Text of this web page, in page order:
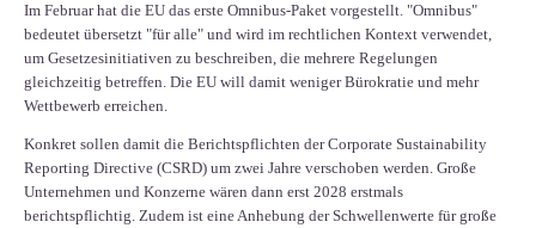
Im Februar hat die EU das erste Omnibus-Paket vorgestellt. "Omnibus"
bedeutet übersetzt "für alle" und wird im rechtlichen Kontext verwendet,
um Gesetzesinitiativen zu beschreiben, die mehrere Regelungen
gleichzeitig betreffen. Die EU will damit weniger Bürokratie und mehr
Wettbewerb erreichen.
Konkret sollen damit die Berichtspflichten der Corporate Sustainability
Reporting Directive (CSRD) um zwei Jahre verschoben werden. Große
Unternehmen und Konzerne wären dann erst 2028 erstmals
berichtspflichtig. Zudem ist eine Anhebung der Schwellenwerte für große